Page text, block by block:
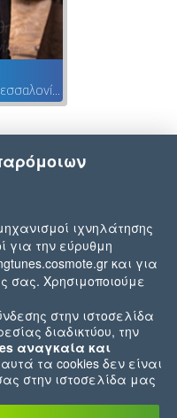
ιχνηλάτησης
για την εύρυθμη
και για
σας. Χρησιμοποιούμε
στην ιστοσελίδα
διαδικτύου, την
αναγκαία και
τα cookies δεν είναι
στην ιστοσελίδα μας
που αφορούν